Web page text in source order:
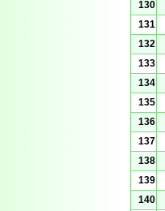
130
131
132
133
134
135
136
137
138
139
140